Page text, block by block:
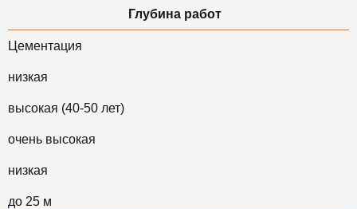
Глубина работ
Цементация
низкая
высокая (40-50 лет)
очень высокая
низкая
до 25 м